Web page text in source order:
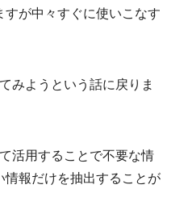
が中々すぐに使いこなす
みようという話に戻りま
活用することで不要な情
報だけを抽出することが